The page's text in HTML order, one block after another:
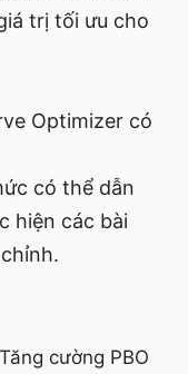
trị tối ưu cho
Optimizer có
có thể dẫn
hiện các bài
cường PBO